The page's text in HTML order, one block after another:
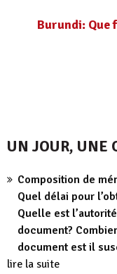
Burundi: Que
UN JOUR, UNE
Composition de
Quel délai pour
Quelle est
document?
document est il
lire la suite